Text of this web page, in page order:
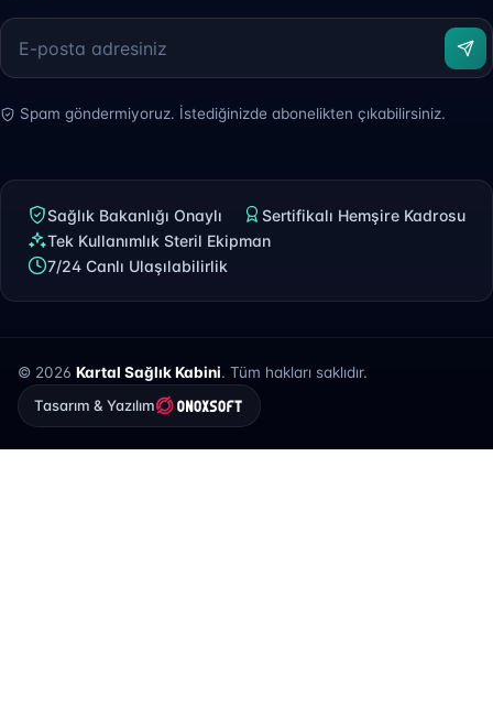
Spam göndermiyoruz. İstediğinizde abonelikten çıkabilirsiniz.
Sağlık Bakanlığı Onaylı
Sertifikalı Hemşire Kadrosu
Tek Kullanımlık Steril Ekipman
7/24 Canlı Ulaşılabilirlik
© 2026 Kartal Sağlık Kabini. Tüm hakları saklıdır.
Tasarım & Yazılım